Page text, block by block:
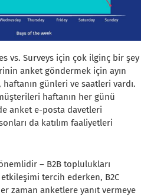
vs. Surveys için çok ilginç bir şey
anket göndermek için ayın
günleri ve saatleri vardı.
haftanın her günü
anket e-posta davetleri
da katılım faaliyetleri
– B2B toplulukları
etkileşimi tercih ederken, B2C
zaman anketlere yanıt vermeye